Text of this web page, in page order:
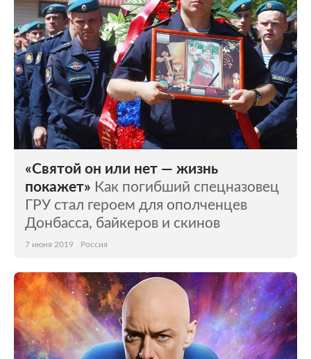
«Святой он или нет — жизнь
покажет» Как погибший спецназовец
ГРУ стал героем для ополченцев
Донбасса, байкеров и скинов
7 июня 2019 Россия